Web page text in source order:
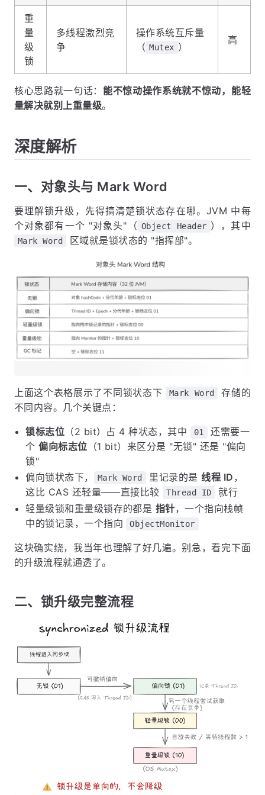
重
量
级
锁
多线程激烈竞
争
操作系统互斥量
（ Mutex ）
高
核心思路就一句话： 能不惊动操作系统就不惊动，能轻
量解决就别上重量级。
深度解析
一、对象头与 Mark Word
要理解锁升级，先得搞清楚锁状态存在哪。JVM 中每
个对象都有一个 "对象头"（ Object Header ），其中
Mark Word 区域就是锁状态的 "指挥部"。
上面这个表格展示了不同锁状态下 Mark Word
存储的
不同内容。几个关键点：
锁标志位 （2 bit）占 4 种状态，其中 01
还需要一
个偏向标志位 （1 bit）来区分是 "无锁" 还是 "偏向
锁"
偏向锁状态下，
Mark Word 里记录的是线程 ID ，
这比 CAS 还轻量——直接比较
Thread ID
就行
轻量级锁和重量级锁存的都是 指针，一个指向栈帧
中的锁记录，一个指向
ObjectMonitor
这块确实绕，我当年也理解了好几遍。别急，看完下面
的升级流程就通透了。
二、锁升级完整流程